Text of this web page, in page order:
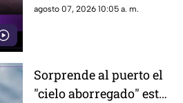
una malformación congénita.
agosto 07, 2026 10:05 a. m.
Sorprende al puerto el
"cielo aborregado" este